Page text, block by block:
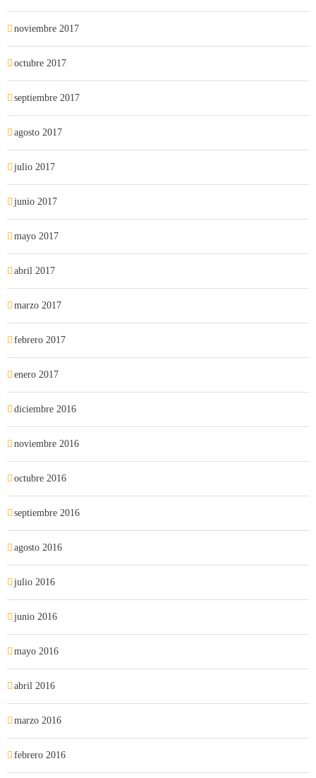
noviembre 2017
octubre 2017
septiembre 2017
agosto 2017
julio 2017
junio 2017
mayo 2017
abril 2017
marzo 2017
febrero 2017
enero 2017
diciembre 2016
noviembre 2016
octubre 2016
septiembre 2016
agosto 2016
julio 2016
junio 2016
mayo 2016
abril 2016
marzo 2016
febrero 2016